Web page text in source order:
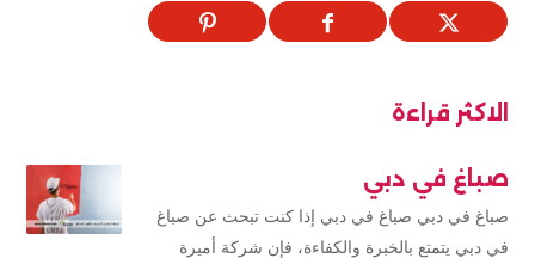
الاكثر قراءة
صباغ في دبي
صباغ في دبي صباغ في دبي إذا كنت تبحث عن صباغ
في دبي يتمتع بالخبرة والكفاءة، فإن شركة أميرة